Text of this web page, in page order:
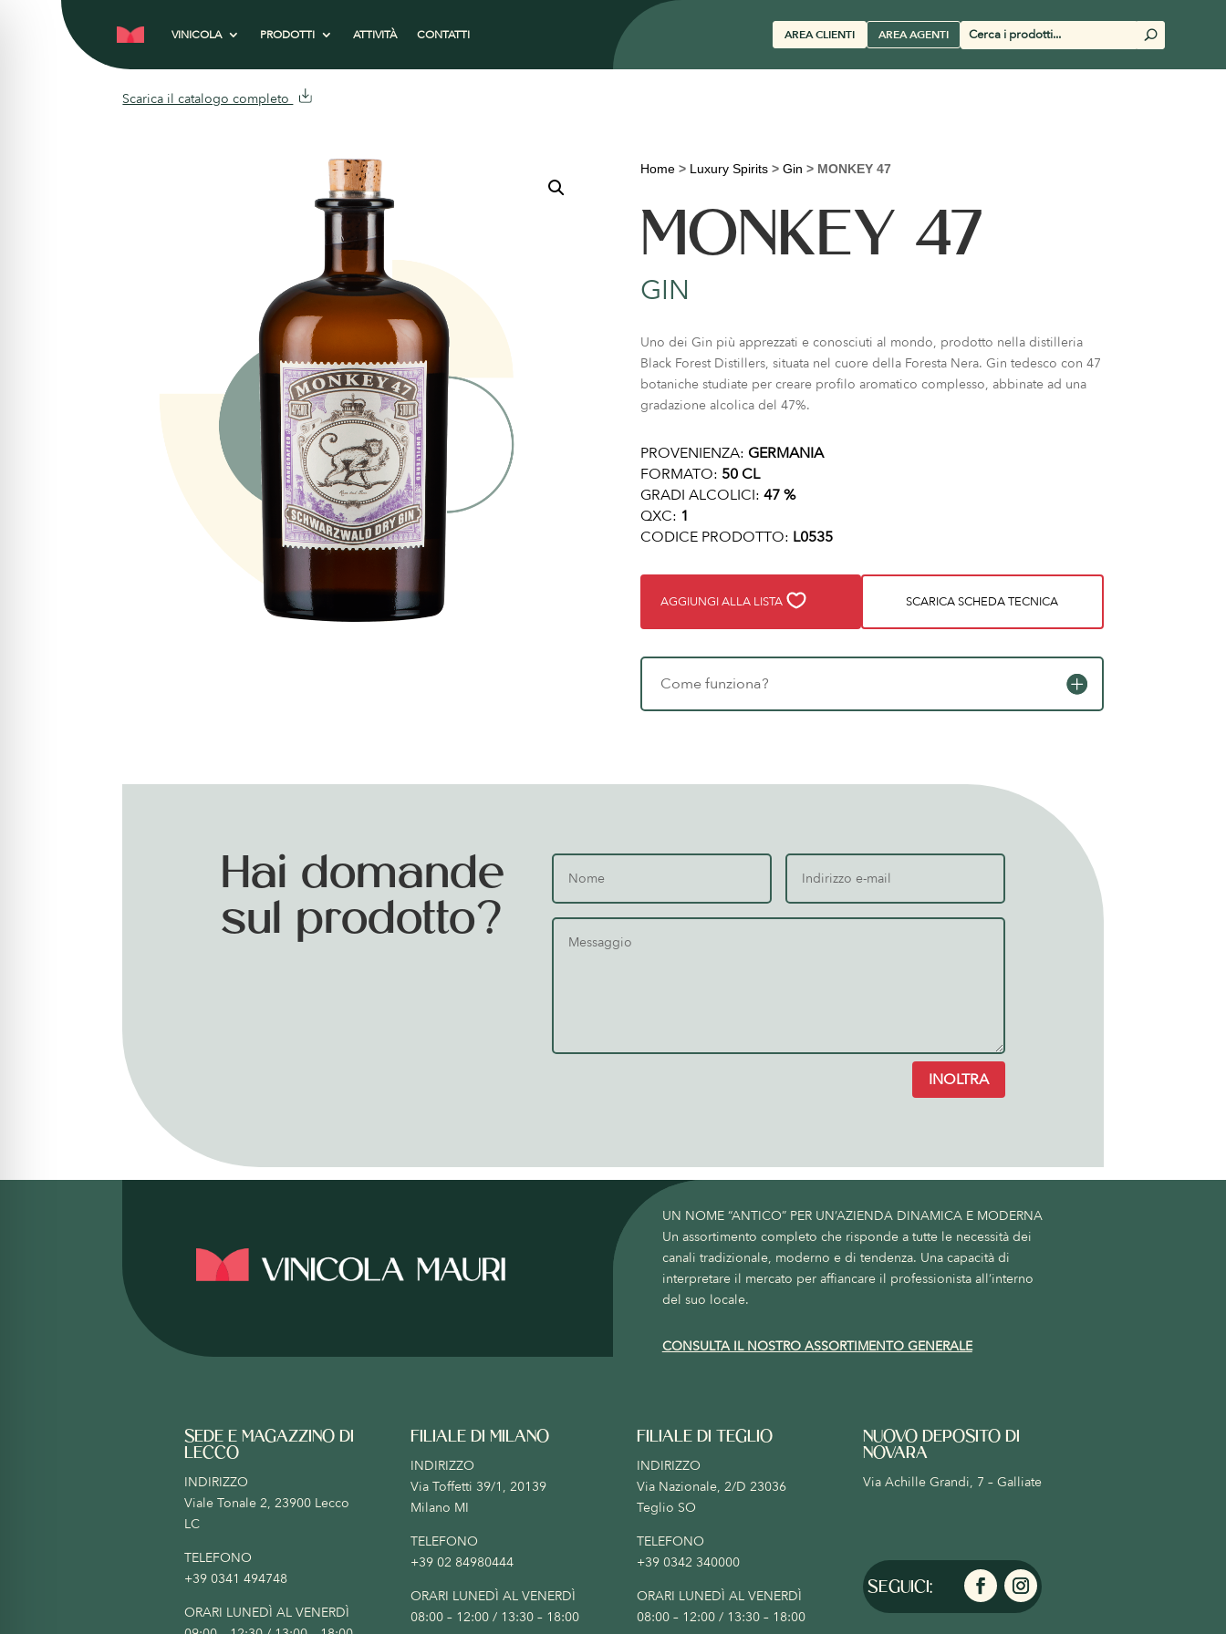
VINICOLA PRODOTTI ATTIVITÀ CONTATTI AREA CLIENTI AREA AGENTI
Cerca
prodotti
U
Scarica il catalogo completo
Home> Luxury Spirits> Gin > MONKEY 47
MONKEY 47
GIN
Uno dei Gin più apprezzati e conosciuti al mondo, prodotto nella distilleria
Black Forest Distillers, situata nel cuore della Foresta Nera. Gin tedesco con 47
botaniche studiate per creare profilo aromatico complesso, abbinate ad una
gradazione alcolica del 47%.
PROVENIENZA: GERMANIA
FORMATO: 50 CL
GRADI ALCOLICI: 47 %
QXC: 1
CODICE PRODOTTO: L0535
AGGIUNGI ALLA LISTA SCARICA SCHEDA TECNICA
Come funziona?
Hai domande
sul prodotto?
INOLTRA
UN NOME “ANTICO” PER UN’AZIENDA DINAMICA E MODERNA
Un assortimento completo che risponde a tutte le necessità dei
canali tradizionale, moderno e di tendenza. Una capacità di
interpretare il mercato per affiancare il professionista all’interno
del suo locale.
CONSULTA IL NOSTRO ASSORTIMENTO GENERALE
SEDE E MAGAZZINO DI
LECCO
INDIRIZZO
Viale Tonale 2, 23900 Lecco
LC
TELEFONO
+39 0341 494748
ORARI LUNEDÌ AL VENERDÌ
FILIALE DI MILANO
INDIRIZZO
Via Toffetti 39/1, 20139
Milano MI
TELEFONO
+39 02 84980444
ORARI LUNEDÌ AL VENERDÌ
08:00 – 12:00 / 13:30 – 18:00
FILIALE DI TEGLIO
INDIRIZZO
Via Nazionale, 2/D 23036
Teglio SO
TELEFONO
+39 0342 340000
ORARI LUNEDÌ AL VENERDÌ
08:00 – 12:00 / 13:30 – 18:00
NUOVO DEPOSITO DI
NOVARA
Via Achille Grandi, 7 – Galliate